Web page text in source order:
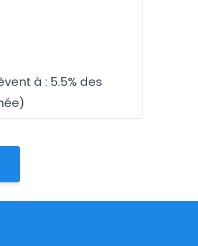
à : 5.5% des